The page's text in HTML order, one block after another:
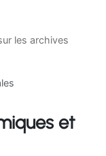
les archives
et